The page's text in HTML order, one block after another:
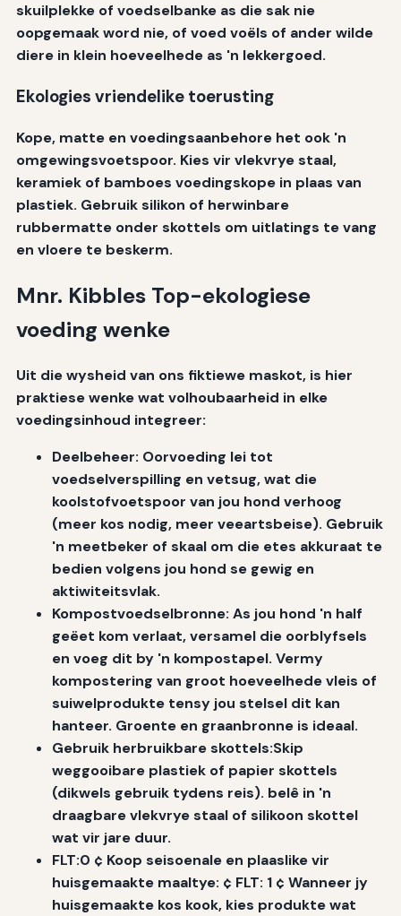
skuilplekke of voedselbanke as die sak nie
oopgemaak word nie, of voed voëls of ander wilde
diere in klein hoeveelhede as 'n lekkergoed.
Ekologies vriendelike toerusting
Kope, matte en voedingsaanbehore het ook 'n
omgewingsvoetspoor. Kies vir vlekvrye staal,
keramiek of bamboes voedingskope in plaas van
plastiek. Gebruik silikon of herwinbare
rubbermatte onder skottels om uitlatings te vang
en vloere te beskerm.
Mnr. Kibbles Top-ekologiese
voeding wenke
Uit die wysheid van ons fiktiewe maskot, is hier
praktiese wenke wat volhoubaarheid in elke
voedingsinhoud integreer:
Deelbeheer: Oorvoeding lei tot
voedselverspilling en vetsug, wat die
koolstofvoetspoor van jou hond verhoog
(meer kos nodig, meer veeartsbeise). Gebruik
'n meetbeker of skaal om die etes akkuraat te
bedien volgens jou hond se gewig en
aktiwiteitsvlak.
Kompostvoedselbronne: As jou hond 'n half
geëet kom verlaat, versamel die oorblyfsels
en voeg dit by 'n kompostapel. Vermy
kompostering van groot hoeveelhede vleis of
suiwelprodukte tensy jou stelsel dit kan
hanteer. Groente en graanbronne is ideaal.
Gebruik herbruikbare skottels:Skip
weggooibare plastiek of papier skottels
(dikwels gebruik tydens reis). belê in 'n
draagbare vlekvrye staal of silikoon skottel
wat vir jare duur.
FLT:0 ¢ Koop seisoenale en plaaslike vir
huisgemaakte maaltye: ¢ FLT: 1 ¢ Wanneer jy
huisgemaakte kos kook, kies produkte wat